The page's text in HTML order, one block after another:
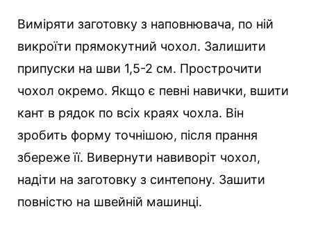
Виміряти заготовку з наповнювача, по ній
викроїти прямокутний чохол. Залишити
припуски на шви 1,5-2 см. Прострочити
чохол окремо. Якщо є певні навички, вшити
кант в рядок по всіх краях чохла. Він
зробить форму точнішою, після прання
збереже її. Вивернути навиворіт чохол,
надіти на заготовку з синтепону. Зашити
повністю на швейній машинці.